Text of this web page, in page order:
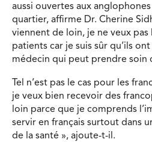
aussi ouvertes aux
quartier, affirme Dr. Cherine
viennent de loin, je ne veux
patients car je suis sûr qu’ils
médecin qui peut prendre soin
Tel n’est pas le cas pour les
je veux bien recevoir des
loin parce que je comprends
servir en français surtout dans
de la santé », ajoute-t-il.